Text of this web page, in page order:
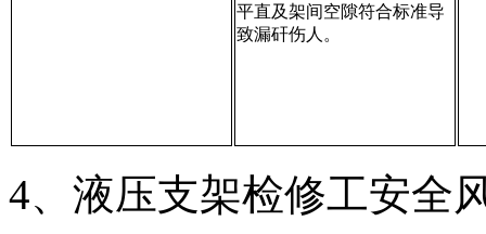
平直及架间空隙符合标准导
致漏矸伤人。
4、液压支架检修工安全